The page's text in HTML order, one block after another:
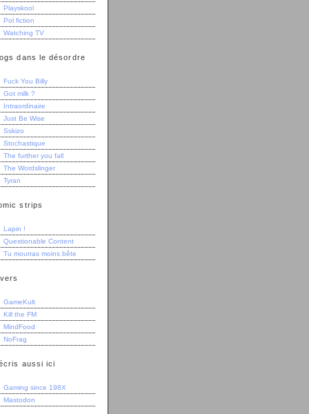
Playskool
Pol fiction
Watching TV
dans le désordre
Fuck You Billy
Got milk ?
Intraordinaire
Just Be Wise
Sskizo
Stochastique
The further you fall
The Wordslinger
Tyran
strips
Lapin !
Questionable Content
Tu mourras moins bête
GameKult
Kill the FM
MindFood
NoFrag
aussi ici
Gaming since 198X
Mastodon